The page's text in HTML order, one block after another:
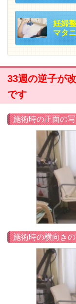
妊婦
マタ
33週の逆子が
です
施術時の正面の
施術時の横向き